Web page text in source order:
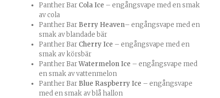
Panther Bar Cola Ice – engångsvape med en smak
av cola
Panther Bar Berry Heaven– engångsvape med en
smak av blandade bär
Panther Bar Cherry Ice – engångsvape med en
smak av körsbär
Panther BarWatermelon Ice – engångsvape med
en smak av vattenmelon
Panther Bar Blue Raspberry Ice – engångsvape
med en smak av blå hallon